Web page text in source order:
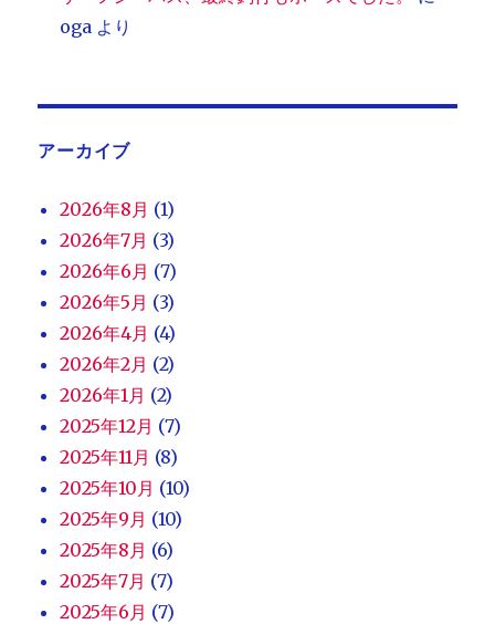
oga より
アーカイブ
2026年8月 (1)
2026年7月 (3)
2026年6月 (7)
2026年5月 (3)
2026年4月 (4)
2026年2月 (2)
2026年1月 (2)
2025年12月 (7)
2025年11月 (8)
2025年10月 (10)
2025年9月 (10)
2025年8月 (6)
2025年7月 (7)
2025年6月 (7)